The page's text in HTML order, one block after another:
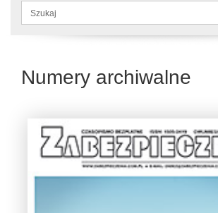
Formularz
wyszukiwania
Numery archiwalne